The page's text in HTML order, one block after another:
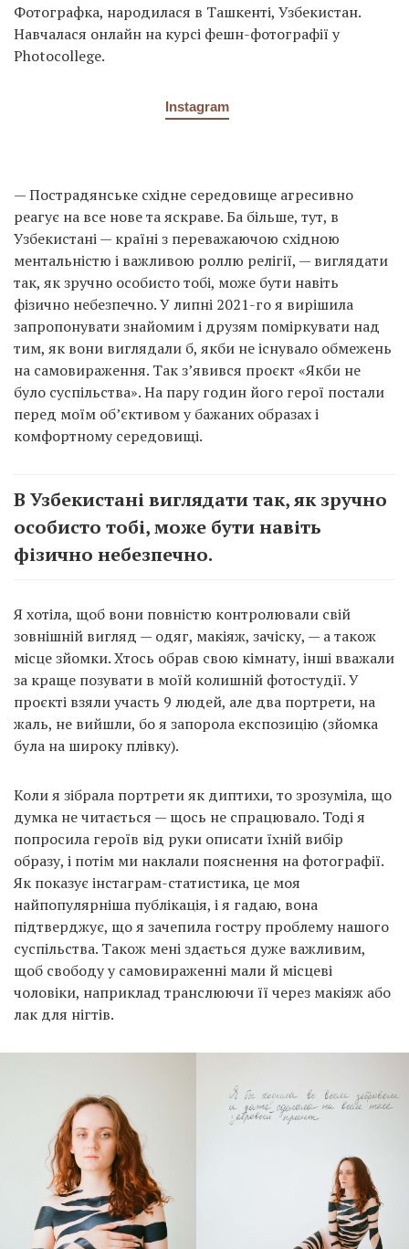
Фотографка, народилася в Ташкенті, Узбекистан.
Навчалася онлайн на курсі фешн-фотографії у
Photocollege.
Instagram
— Пострадянське східне середовище агресивно
реагує на все нове та яскраве. Ба більше, тут, в
Узбекистані — країні з переважаючою східною
ментальністю і важливою роллю релігії, — виглядати
так, як зручно особисто тобі, може бути навіть
фізично небезпечно. У липні 2021-го я вирішила
запропонувати знайомим і друзям поміркувати над
тим, як вони виглядали б, якби не існувало обмежень
на самовираження. Так з’явився проєкт «Якби не
було суспільства». На пару годин його герої постали
перед моїм об’єктивом у бажаних образах і
комфортному середовищі.
В Узбекистані виглядати так, як зручно
особисто тобі, може бути навіть
фізично небезпечно.
Я хотіла, щоб вони повністю контролювали свій
зовнішній вигляд — одяг, макіяж, зачіску, — а також
місце зйомки. Хтось обрав свою кімнату, інші вважали
за краще позувати в моїй колишній фотостудії. У
проєкті взяли участь 9 людей, але два портрети, на
жаль, не вийшли, бо я запорола експозицію (зйомка
була на широку плівку).
Коли я зібрала портрети як диптихи, то зрозуміла, що
думка не читається — щось не спрацювало. Тоді я
попросила героїв від руки описати їхній вибір
образу, і потім ми наклали пояснення на фотографії.
Як показує інстаграм-статистика, це моя
найпопулярніша публікація, і я гадаю, вона
підтверджує, що я зачепила гостру проблему нашого
суспільства. Також мені здається дуже важливим,
щоб свободу у самовираженні мали й місцеві
чоловіки, наприклад транслюючи її через макіяж або
лак для нігтів.